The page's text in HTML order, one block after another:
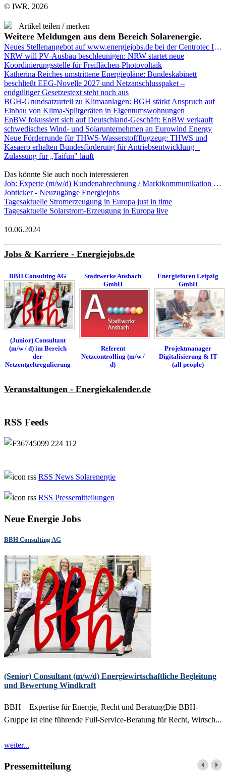
© IWR, 2026
Artikel teilen / merken
Weitere Meldungen aus dem Bereich Solarenergie.
Neues Stellenangebot auf www.energiejobs.de bei der Centrotec Immobilien GmbH (München): Projektmanager Photovoltaik (m/w/d)
NRW will PV-Ausbau beschleunigen: NRW startet neue
Koordinierungsstelle für Freiflächen-Photovoltaik
Katherina Reiches umstrittene Energiepläne: Bundeskabinett
beschließt EEG-Novelle 2027 und Netzanschlusspaket –
endgültiger Gesetzestext steht noch aus
BGH-Grundsatzurteil zu Klimaanlagen: BGH stärkt Anspruch auf
Einbau von Klima-Splitgeräten in Eigentumswohnungen
EnBW fokussiert sich auf Deutschland-Geschäft: EnBW verkauft
schwedisches Wind- und Solarunternehmen an Eurowind Energy
Neue Förderrunde für THWS-Wasserstoffflugzeug: THWS und
Kasaero erhalten Bundesförderung für Antriebsentwicklung –
Zulassung für „Taifun" läuft
Das könnte Sie auch noch interessieren
Job: Experte (m/w/d) Kundenabrechnung / Marktkommunikation EDM Vertrieb - Vereinigte Wertach-Elektrizitätswerke GmbH
Jobticker - Neuzugänge Energiejobs
Tagesaktuelle Stromerzeugung in Europa just in time
Tagesaktuelle Solarstrom-Erzeugung in Europa live
10.06.2024
Jobs & Karriere - Energiejobs.de
BBH Consulting AG
(Junior) Consultant
(m/w / d) im Bereich
der
Netzentgeltregulierung
Stadtwerke Ansbach
GmbH
Referent
Netzcontrolling (m/w /
d)
Energieforen Leipzig
GmbH
Projektmanager
Digitalisierung & IT
(all people)
Veranstaltungen - Energiekalender.de
RSS Feeds
RSS News Solarenergie
RSS Pressemitteilungen
Neue Energie Jobs
BBH Consulting AG
(Senior) Consultant (m/w/d) Energiewirtschaftliche Begleitung
und Bewertung Windkraft
BBH – Expertise für Energie, Recht und BeratungDie BBH-
Gruppe ist eine führende Full-Service-Beratung für Recht, Wirtsch...
weiter...
Pressemitteilung